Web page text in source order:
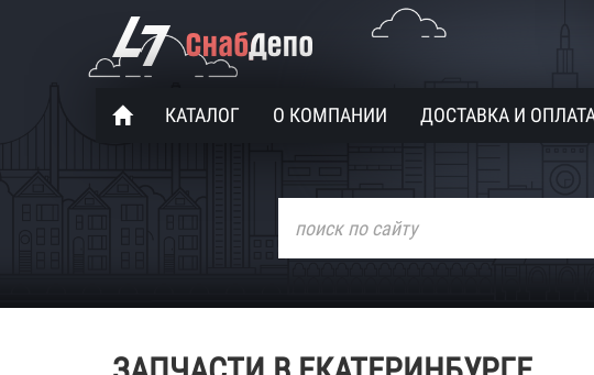
КАТАЛОГ О КОМПАНИИ ДОСТАВКА И